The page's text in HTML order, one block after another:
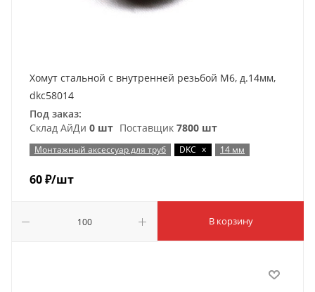
Хомут стальной с внутренней резьбой М6, д.14мм,
dkc58014
Под заказ:
Склад АйДи 0 шт Поставщик 7800 шт
Монтажный аксессуар для труб DKC x 14 мм
60₽/шт
В корзину